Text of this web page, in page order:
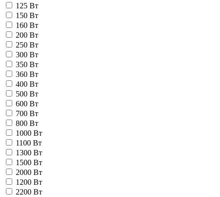
125 Вт
150 Вт
160 Вт
200 Вт
250 Вт
300 Вт
350 Вт
360 Вт
400 Вт
500 Вт
600 Вт
700 Вт
800 Вт
1000 Вт
1100 Вт
1300 Вт
1500 Вт
2000 Вт
1200 Вт
2200 Вт